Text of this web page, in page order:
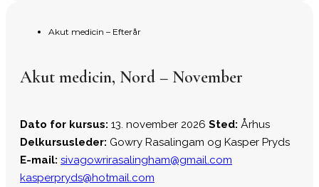
Akut medicin – Efterår
Akut medicin, Nord – November
Dato for kursus: 13. november 2026 Sted: Århus
Delkursusleder: Gowry Rasalingam og Kasper Pryds
E-mail: sivagowrirasalingham@gmail.com
kasperpryds@hotmail.com